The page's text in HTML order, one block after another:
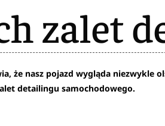
zalet
że nasz pojazd wygląda niezwykle
detailingu samochodowego.